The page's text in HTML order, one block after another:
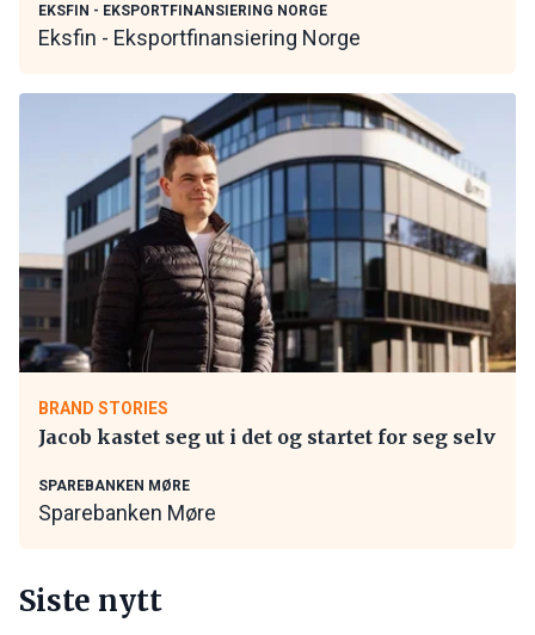
EKSFIN - EKSPORTFINANSIERING NORGE
Eksfin - Eksportfinansiering Norge
BRAND STORIES
Jacob kastet seg ut i det og startet for seg selv
SPAREBANKEN MØRE
Sparebanken Møre
Siste nytt